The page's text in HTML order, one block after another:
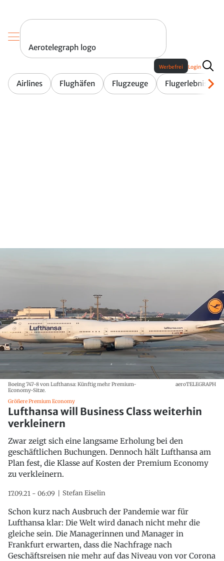
Aerotelegraph logo
Airlines Flughäfen Flugzeuge Flugerlebnis
Werbefrei Login
Boeing 747-8 von Lufthansa: Künftig mehr Premium-
Economy-Sitze.
aeroTELEGRAPH
Größere Premium Economy
Lufthansa will Business Class weiterhin
verkleinern
Zwar zeigt sich eine langsame Erholung bei den
geschäftlichen Buchungen. Dennoch hält Lufthansa am
Plan fest, die Klasse auf Kosten der Premium Economy
zu verkleinern.
17.09.21 - 06:09 Stefan Eiselin
Schon kurz nach Ausbruch der Pandemie war für
Lufthansa klar: Die Welt wird danach nicht mehr die
gleiche sein. Die Managerinnen und Manager in
Frankfurt erwarten, dass die Nachfrage nach
Geschäftsreisen nie mehr auf das Niveau von vor Corona